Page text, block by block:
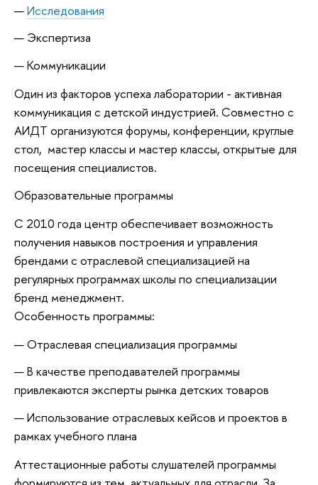
Исследования
Экспертиза
Коммуникации
Один из факторов успеха лаборатории - активная
коммуникация с детской индустрией. Совместно с
АИДТ организуются форумы, конференции, круглые
стол, мастер классы и мастер классы, открытые для
посещения специалистов.
Образовательные программы
С 2010 года центр обеспечивает возможность
получения навыков построения и управления
брендами с отраслевой специализацией на
регулярных программах школы по специализации
бренд менеджмент.
Особенность программы:
Отраслевая специализация программы
В качестве преподавателей программы
привлекаются эксперты рынка детских товаров
Использование отраслевых кейсов и проектов в
рамках учебного плана
Аттестационные работы слушателей программы